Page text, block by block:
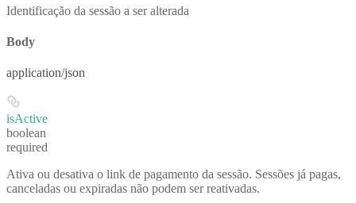
Identificação da sessão a ser alterada
Body
application/json
isActive
boolean
required
Ativa ou desativa o link de pagamento da sessão. Sessões já pagas,
canceladas ou expiradas não podem ser reativadas.